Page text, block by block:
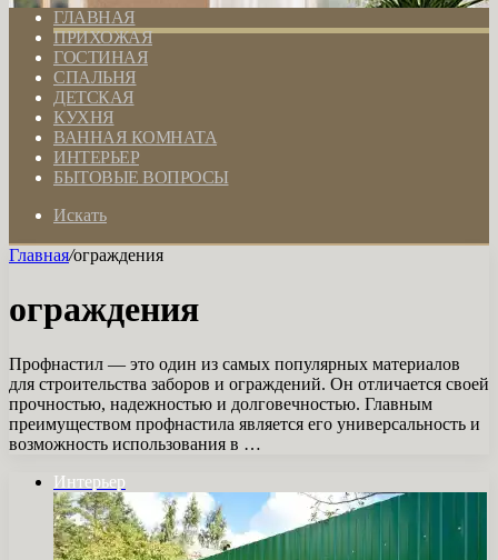
ГЛАВНАЯ
ПРИХОЖАЯ
ГОСТИНАЯ
СПАЛЬНЯ
ДЕТСКАЯ
КУХНЯ
ВАННАЯ КОМНАТА
ИНТЕРЬЕР
БЫТОВЫЕ ВОПРОСЫ
Искать
Главная/ограждения
ограждения
Профнастил — это один из самых популярных материалов
для строительства заборов и ограждений. Он отличается своей
прочностью, надежностью и долговечностью. Главным
преимуществом профнастила является его универсальность и
возможность использования в …
Интерьер